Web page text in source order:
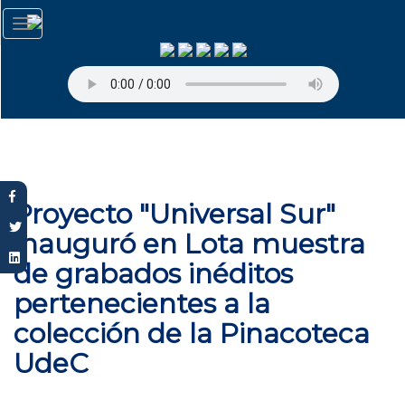
Pasar
contenido
Toggle
navigation
Proyecto "Universal Sur"
inauguró en Lota muestra
de grabados inéditos
pertenecientes a la
colección de la Pinacoteca
UdeC